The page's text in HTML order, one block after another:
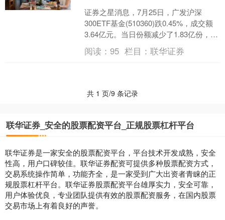
证券之星消息，7月25日，广发沪深
300ETF基金(510360)跌0.45%，成交额
3.64亿元。当日份额减少了1.83亿份，最
新份额为39.86亿份，近20....
阅读：95 栏目：联华证券
共 1 页/9 条记录
联华证券_安全的股票配资平台_正规股票杠杆平台
联华证券是一家安全的股票配资平台，平台技术开发成熟，安全
性高，用户口碑较佳。联华证券配资可提供多种股票配资方式，
交易系统操作简单，功能齐全，是一家受到广大出资者青睐的正
规股票杠杆平台。联华证券股票配资平台雄厚实力，安全可靠，
用户体验优良，专业团队提供有效的股票配资服务，在国内股票
交易市场上有着良好的声誉。